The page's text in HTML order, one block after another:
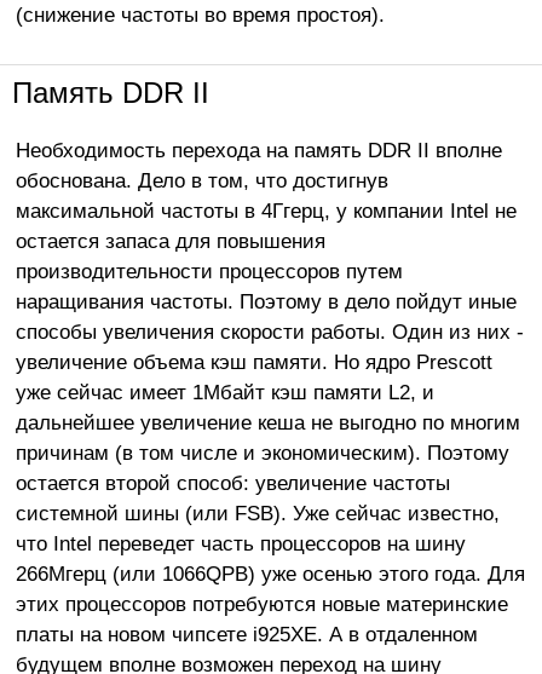
(снижение частоты во время простоя).
Память DDR II
Необходимость перехода на память DDR II вполне
обоснована. Дело в том, что достигнув
максимальной частоты в 4Ггерц, у компании Intel не
остается запаса для повышения
производительности процессоров путем
наращивания частоты. Поэтому в дело пойдут иные
способы увеличения скорости работы. Один из них -
увеличение объема кэш памяти. Но ядро Prescott
уже сейчас имеет 1Мбайт кэш памяти L2, и
дальнейшее увеличение кеша не выгодно по многим
причинам (в том числе и экономическим). Поэтому
остается второй способ: увеличение частоты
системной шины (или FSB). Уже сейчас известно,
что Intel переведет часть процессоров на шину
266Мгерц (или 1066QPB) уже осенью этого года. Для
этих процессоров потребуются новые материнские
платы на новом чипсете i925XE. А в отдаленном
будущем вполне возможен переход на шину